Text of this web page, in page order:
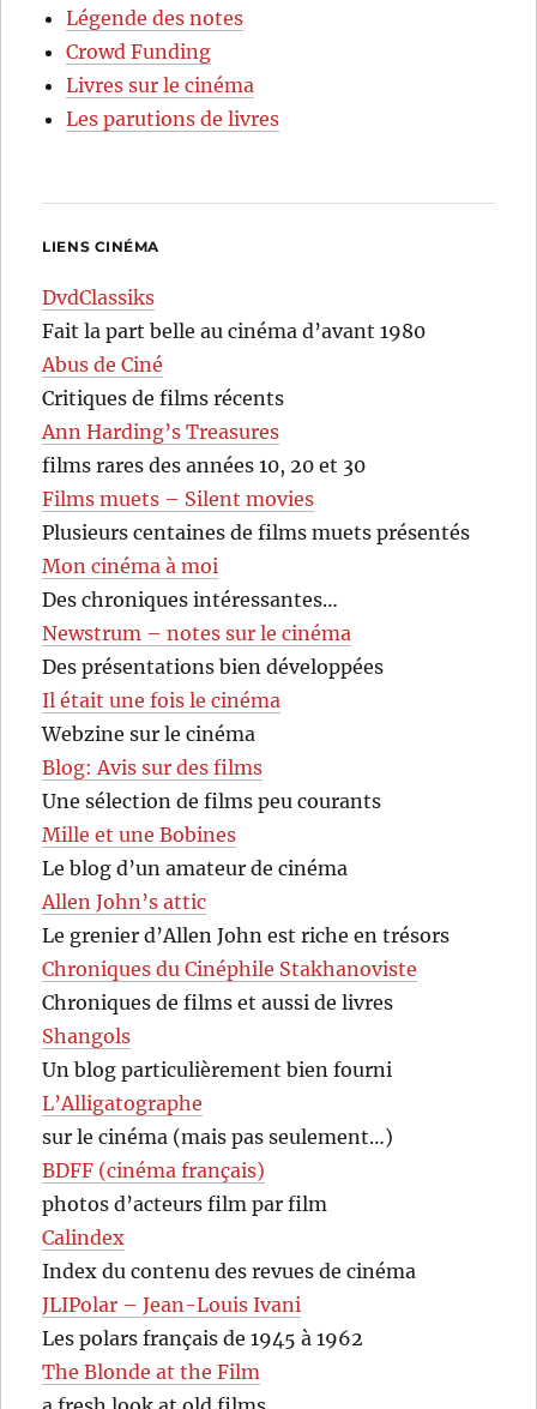
Légende des notes
Crowd Funding
Livres sur le cinéma
Les parutions de livres
LIENS CINÉMA
DvdClassiks
Fait la part belle au cinéma d’avant 1980
Abus de Ciné
Critiques de films récents
Ann Harding’s Treasures
films rares des années 10, 20 et 30
Films muets – Silent movies
Plusieurs centaines de films muets présentés
Mon cinéma à moi
Des chroniques intéressantes…
Newstrum – notes sur le cinéma
Des présentations bien développées
Il était une fois le cinéma
Webzine sur le cinéma
Blog: Avis sur des films
Une sélection de films peu courants
Mille et une Bobines
Le blog d’un amateur de cinéma
Allen John’s attic
Le grenier d’Allen John est riche en trésors
Chroniques du Cinéphile Stakhanoviste
Chroniques de films et aussi de livres
Shangols
Un blog particulièrement bien fourni
L’Alligatographe
sur le cinéma (mais pas seulement…)
BDFF (cinéma français)
photos d’acteurs film par film
Calindex
Index du contenu des revues de cinéma
JLIPolar – Jean-Louis Ivani
Les polars français de 1945 à 1962
The Blonde at the Film